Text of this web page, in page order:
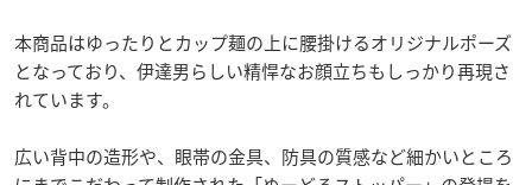
本商品はゆったりとカップ麺の上に腰掛けるオリジナルポーズ
となっており、伊達男らしい精悍なお顔立ちもしっかり再現さ
れています。
広い背中の造形や、眼帯の金具、防具の質感など細かいところ